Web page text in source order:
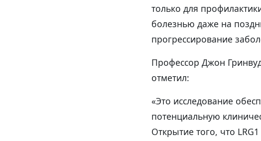
только для
болезнью даже на
прогрессирование
Профессор Джон
отметил:
«Это исследование
потенциальную
Открытие того, что